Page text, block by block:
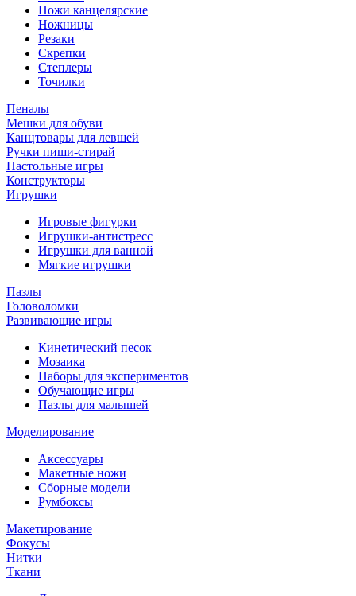
Ножи канцелярские
Ножницы
Резаки
Скрепки
Степлеры
Точилки
Пеналы
Мешки для обуви
Канцтовары для левшей
Ручки пиши-стирай
Настольные игры
Конструкторы
Игрушки
Игровые фигурки
Игрушки-антистресс
Игрушки для ванной
Мягкие игрушки
Пазлы
Головоломки
Развивающие игры
Кинетический песок
Мозаика
Наборы для экспериментов
Обучающие игры
Пазлы для малышей
Моделирование
Аксессуары
Макетные ножи
Сборные модели
Румбоксы
Макетирование
Фокусы
Нитки
Ткани